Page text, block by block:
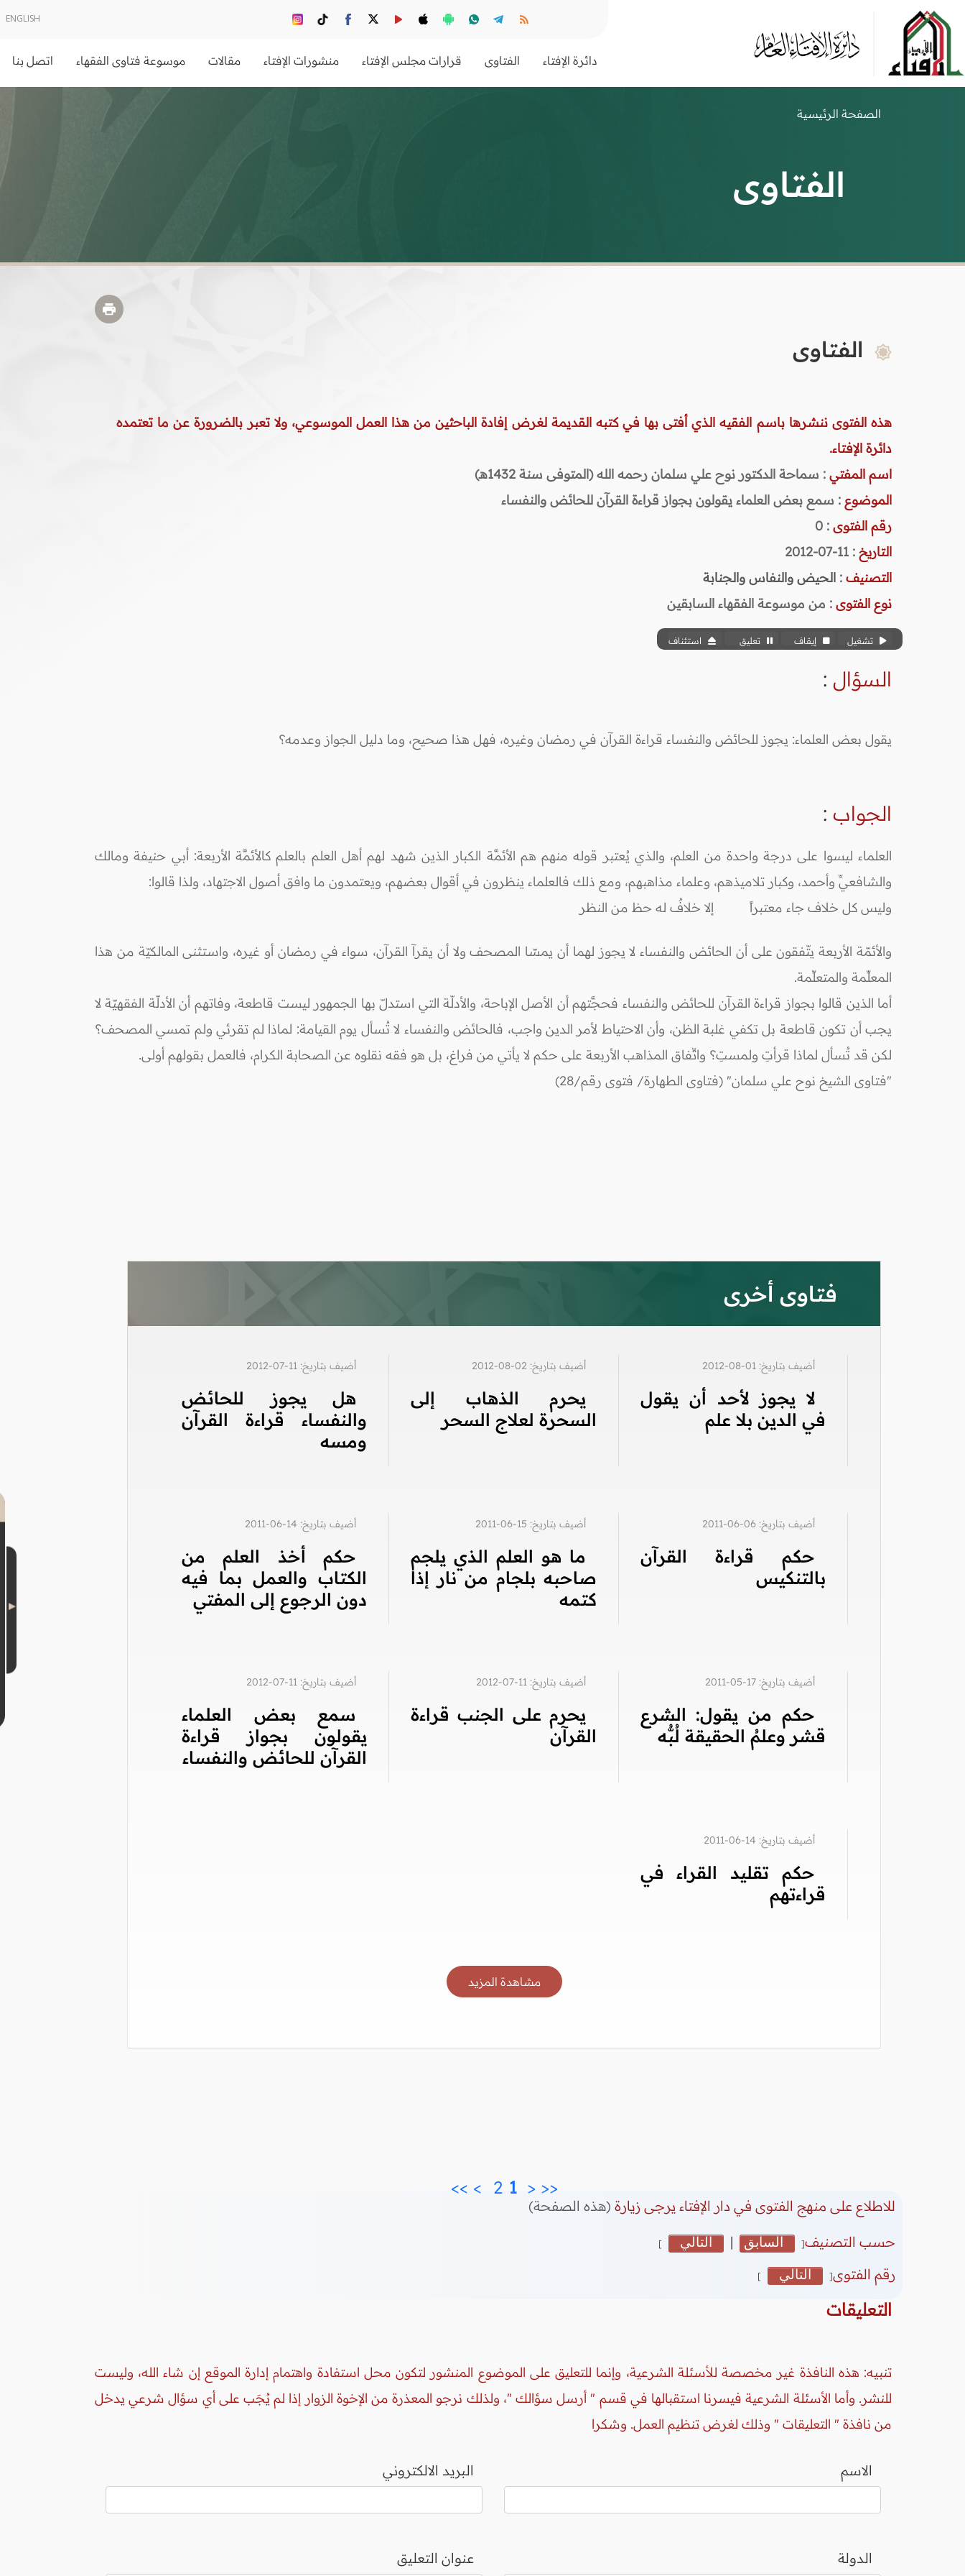
ENGLISH
دائرة الإفتاء الفتاوى قرارات مجلس الإفتاء منشورات الإفتاء مقالات موسوعة فتاوى الفقهاء اتصل بنا
الصفحة الرئيسية
الفتاوى
الفتاوى
هذه الفتوى ننشرها باسم الفقيه الذي أفتى بها في كتبه القديمة لغرض إفادة الباحثين من هذا العمل الموسوعي، ولا تعبر بالضرورة عن ما تعتمده
دائرة الإفتاء.
اسم المفتي : سماحة الدكتور نوح علي سلمان رحمه الله (المتوفى سنة 1432هـ)
الموضوع : سمع بعض العلماء يقولون بجواز قراءة القرآن للحائض والنفساء
رقم الفتوى :
0
التاريخ : 11-07-2012
التصنيف : الحيض والنفاس والجنابة
نوع الفتوى : من موسوعة الفقهاء السابقين
تشغيل إيقاف تعليق استئناف
السؤال :
يقول بعض العلماء: يجوز للحائض والنفساء قراءة القرآن في رمضان وغيره، فهل هذا صحيح، وما دليل الجواز وعدمه؟
الجواب :
العلماء ليسوا على درجة واحدة من العلم، والذي يُعتبر قوله منهم هم الأئمَّة الكبار الذين شهد لهم أهل العلم بالعلم كالأئمَّة الأربعة: أبي حنيفة ومالك
والشافعيِّ وأحمد، وكبار تلاميذهم، وعلماء مذاهبهم، ومع ذلك فالعلماء ينظرون في أقوال بعضهم، ويعتمدون ما وافق أصول الاجتهاد، ولذا قالوا:
وليس كل خلاف جاء معتبراً إلا خلافٌ له حظ من النظر
والأئمّة الأربعة يتّفقون على أن الحائض والنفساء لا يجوز لهما أن يمسّا المصحف ولا أن يقرآ القرآن، سواء في رمضان أو غيره، واستثنى المالكيّة من هذا
المعلِّمة والمتعلِّمة.
أما الذين قالوا بجواز قراءة القرآن للحائض والنفساء فحجَّتهم أن الأصل الإباحة، والأدلّة التي استدلّ بها الجمهور ليست قاطعة، وفاتهم أن الأدلّة الفقهيّة لا
يجب أن تكون قاطعة بل تكفي غلبة الظن، وأن الاحتياط لأمر الدين واجب، فالحائض والنفساء لا تُسأل يوم القيامة: لماذا لم تقرئي ولم تمسي المصحف؟
لكن قد تُسأل لماذا قرأتِ ولمستِ؟ واتِّفاق المذاهب الأربعة على حكم لا يأتي من فراغ، بل هو فقه نقلوه عن الصحابة الكرام، فالعمل بقولهم أولى.
"فتاوى الشيخ نوح علي سلمان" (فتاوى الطهارة/ فتوى رقم/28)
فتاوى أخرى
أضيف بتاريخ: 01-08-2012
لا يجوز لأحد أن يقول
في الدين بلا علم
أضيف بتاريخ: 02-08-2012
يحرم الذهاب إلى
السحرة لعلاج السحر
أضيف بتاريخ: 11-07-2012
هل يجوز للحائض
والنفساء قراءة القرآن
ومسه
أضيف بتاريخ: 06-06-2011
حكم قراءة القرآن
بالتنكيس
أضيف بتاريخ: 15-06-2011
ما هو العلم الذي يلجم
صاحبه بلجام من نار إذا
كتمه
أضيف بتاريخ: 14-06-2011
حكم أخذ العلم من
الكتاب والعمل بما فيه
دون الرجوع إلى المفتي
أضيف بتاريخ: 17-05-2011
حكم من يقول: الشرع
قشر وعلمُ الحقيقة لُبُّه
أضيف بتاريخ: 11-07-2012
يحرم على الجنب قراءة
القرآن
أضيف بتاريخ: 11-07-2012
سمع بعض العلماء
يقولون بجواز قراءة
القرآن للحائض والنفساء
أضيف بتاريخ: 14-06-2011
حكم تقليد القراء في
قراءتهم
مشاهدة المزيد
<<
<
2
>
>>
للاطلاع على منهج الفتوى في دار الإفتاء يرجى زيارة (هذه الصفحة)
حسب التصنيف[ السابق | التالي ]
رقم الفتوى[ التالي ]
التعليقات
تنبيه: هذه النافذة غير مخصصة للأسئلة الشرعية، وإنما للتعليق على الموضوع المنشور لتكون محل استفادة واهتمام إدارة الموقع إن شاء الله، وليست
للنشر. وأما الأسئلة الشرعية فيسرنا استقبالها في قسم " أرسل سؤالك "، ولذلك نرجو المعذرة من الإخوة الزوار إذا لم يُجَب على أي سؤال شرعي يدخل
من نافذة " التعليقات " وذلك لغرض تنظيم العمل. وشكرا
الاسم البريد الالكتروني
الدولة عنوان التعليق